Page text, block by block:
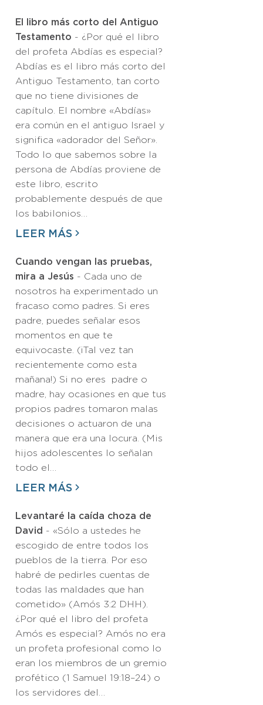
El libro más corto del Antiguo
Testamento - ¿Por qué el libro
del profeta Abdías es especial?
Abdías es el libro más corto del
Antiguo Testamento, tan corto
que no tiene divisiones de
capítulo. El nombre «Abdías»
era común en el antiguo Israel y
significa «adorador del Señor».
Todo lo que sabemos sobre la
persona de Abdías proviene de
este libro, escrito
probablemente después de que
los babilonios…
LEER MÁS
Cuando vengan las pruebas,
mira a Jesús - Cada uno de
nosotros ha experimentado un
fracaso como padres. Si eres
padre, puedes señalar esos
momentos en que te
equivocaste. (¡Tal vez tan
recientemente como esta
mañana!) Si no eres padre o
madre, hay ocasiones en que tus
propios padres tomaron malas
decisiones o actuaron de una
manera que era una locura. (Mis
hijos adolescentes lo señalan
todo el…
LEER MÁS
Levantaré la caída choza de
David - «Sólo a ustedes he
escogido de entre todos los
pueblos de la tierra. Por eso
habré de pedirles cuentas de
todas las maldades que han
cometido» (Amós 3:2 DHH).
¿Por qué el libro del profeta
Amós es especial? Amós no era
un profeta profesional como lo
eran los miembros de un gremio
profético (1 Samuel 19:18–24) o
los servidores del…